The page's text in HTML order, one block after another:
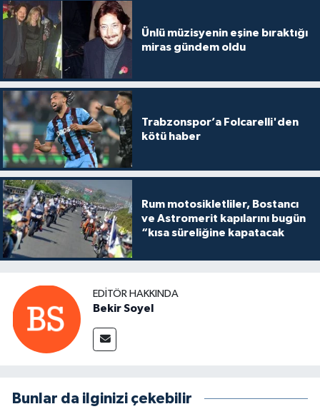
Ünlü müzisyenin eşine bıraktığı
miras gündem oldu
Trabzonspor’a Folcarelli'den
kötü haber
Rum motosikletliler, Bostancı
ve Astromerit kapılarını bugün
“kısa süreliğine kapatacak
EDITÖR HAKKINDA
Bekir Soyel
Bunlar da ilginizi çekebilir